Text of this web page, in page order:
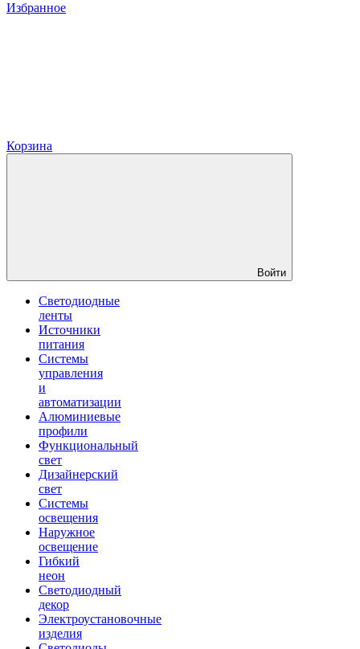
Избранное
Корзина
Войти
Светодиодные
ленты
Источники
питания
Системы
управления
и
автоматизации
Алюминиевые
профили
Функциональный
свет
Дизайнерский
свет
Системы
освещения
Наружное
освещение
Гибкий
неон
Светодиодный
декор
Электроустановочные
изделия